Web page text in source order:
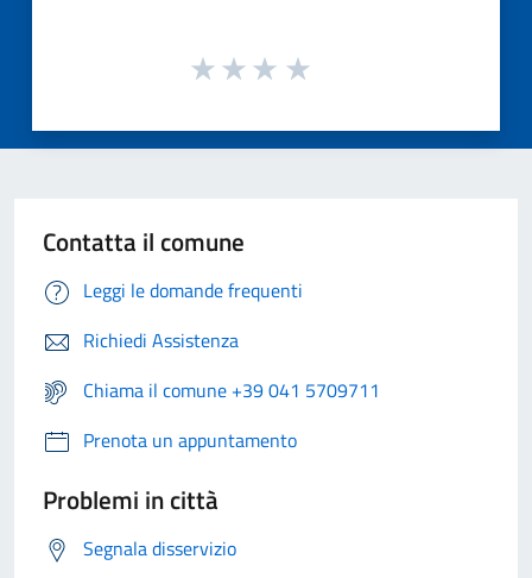
Contatta il comune
Leggi le domande frequenti
Richiedi Assistenza
Chiama il comune +39 041 5709711
Prenota un appuntamento
Problemi in città
Segnala disservizio